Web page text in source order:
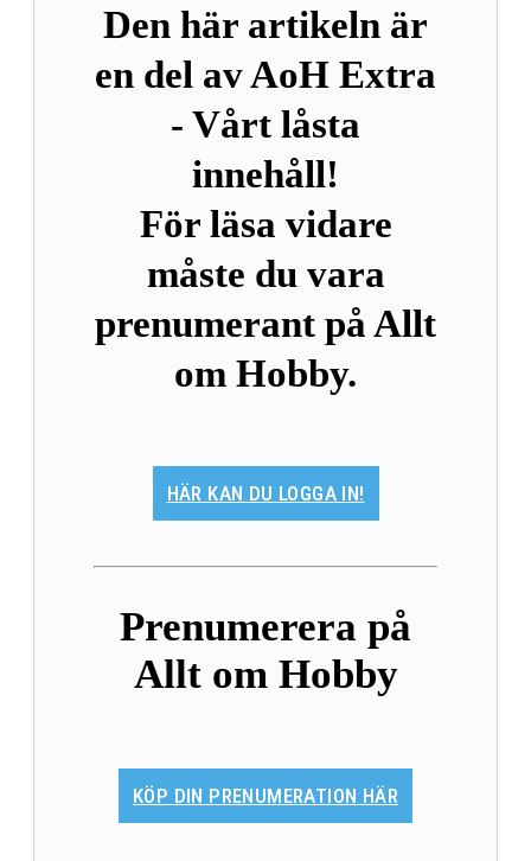
Den här artikeln är
en del av AoH Extra
- Vårt låsta
innehåll!
För läsa vidare
måste du vara
prenumerant på Allt
om Hobby.
HÄR KAN DU LOGGA IN!
Prenumerera på
Allt om Hobby
KÖP DIN PRENUMERATION HÄR